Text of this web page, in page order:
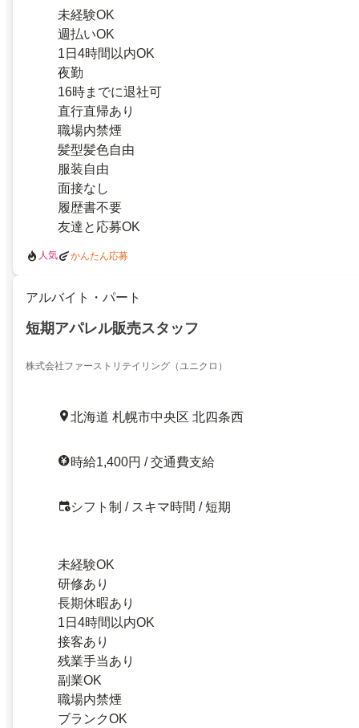
未経験OK
週払いOK
1日4時間以内OK
夜勤
16時までに退社可
直行直帰あり
職場内禁煙
髪型髪色自由
服装自由
面接なし
履歴書不要
友達と応募OK
人気 かんたん応募
アルバイト・パート
短期アパレル販売スタッフ
株式会社ファーストリテイリング（ユニクロ）
北海道 札幌市中央区 北四条西
時給1,400円 / 交通費支給
シフト制 / スキマ時間 / 短期
未経験OK
研修あり
長期休暇あり
1日4時間以内OK
接客あり
残業手当あり
副業OK
職場内禁煙
ブランクOK